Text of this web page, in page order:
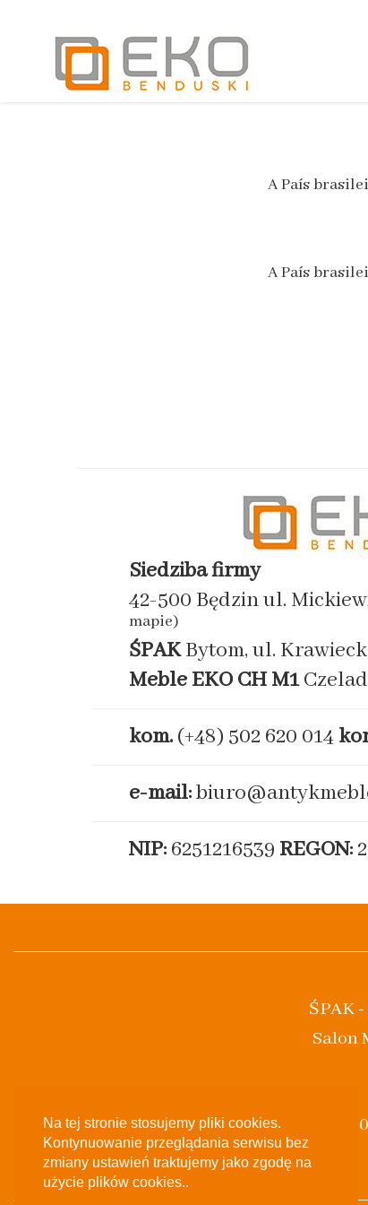
Na tej stronie stosujemy pliki cookies.
Kontynuowanie przeglądania serwisu bez
zmiany ustawień traktujemy jako zgodę na
użycie plików cookies..
A País
A País
Siedziba firmy
42-500 Będzin ul.
mapie)
ŚPAKBytom, ul.
Meble EKO CH M1
kom. (+48) 502 620 014
e-mail:
NIP: 6251216539 REGON:
ŚPAK
Salon
(+48)